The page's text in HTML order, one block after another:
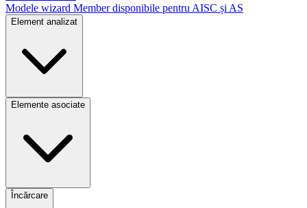
Modele wizard Member disponibile pentru AISC și AS
Element analizat
Elemente asociate
Încărcare